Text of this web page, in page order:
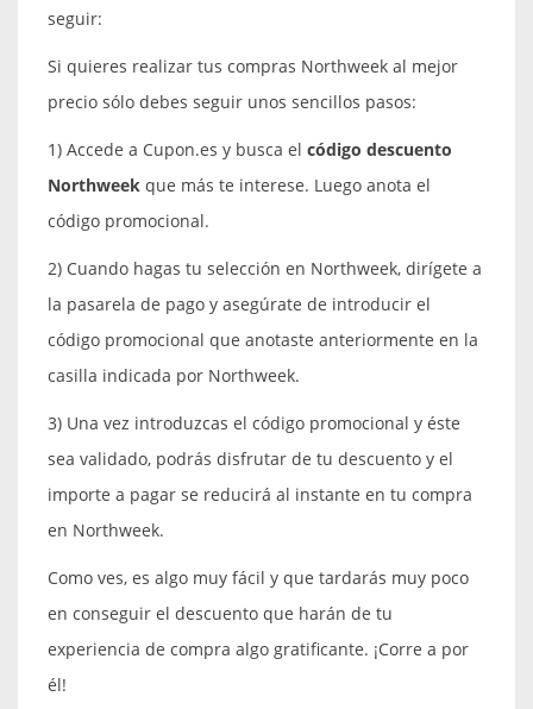
seguir:
Si quieres realizar tus compras Northweek al mejor
precio sólo debes seguir unos sencillos pasos:
1) Accede a Cupon.es y busca el código descuento
Northweek que más te interese. Luego anota el
código promocional.
2) Cuando hagas tu selección en Northweek, dirígete a
la pasarela de pago y asegúrate de introducir el
código promocional que anotaste anteriormente en la
casilla indicada por Northweek.
3) Una vez introduzcas el código promocional y éste
sea validado, podrás disfrutar de tu descuento y el
importe a pagar se reducirá al instante en tu compra
en Northweek.
Como ves, es algo muy fácil y que tardarás muy poco
en conseguir el descuento que harán de tu
experiencia de compra algo gratificante. ¡Corre a por
él!